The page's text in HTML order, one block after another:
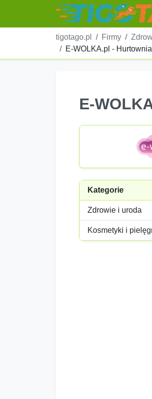
tigotago.pl Firmy
E-WOLKA.pl -
E-
Kategorie
Zdrowie i uroda
Kosmetyki i